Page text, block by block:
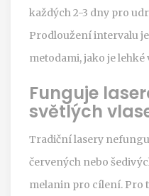
každých 2-3 dny pro
Prodloužení intervalu
metodami, jako je
Funguje
světlých
Tradiční lasery
červených nebo
melanin pro cílení. Pro